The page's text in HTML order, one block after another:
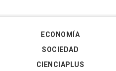
ECONOMÍA
SOCIEDAD
CIENCIAPLUS